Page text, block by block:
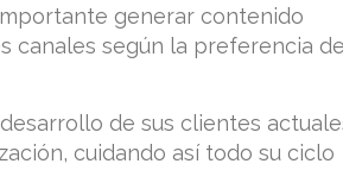
generar contenido
canales según la preferencia
de sus clientes
cuidando así todo su ciclo